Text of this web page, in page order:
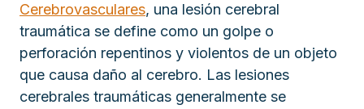
Cerebrovasculares, una lesión cerebral
traumática se define como un golpe o
perforación repentinos y violentos de un objeto
que causa daño al cerebro. Las lesiones
cerebrales traumáticas generalmente se